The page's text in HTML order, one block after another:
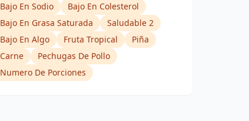
Bajo En Sodio
Bajo En Colesterol
Bajo En Grasa Saturada
Saludable 2
Bajo En Algo
Fruta Tropical
Piña
Carne
Pechugas De Pollo
Numero De Porciones